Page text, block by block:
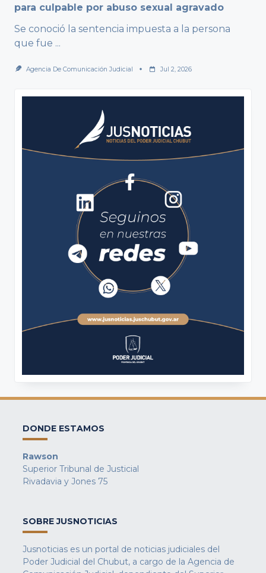
para culpable por abuso sexual agravado
Se conoció la sentencia impuesta a la persona
que fue ...
Agencia De Comunicación Judicial Jul 2, 2026
DONDE ESTAMOS
Rawson
Superior Tribunal de Justicial
Rivadavia y Jones 75
SOBRE JUSNOTICIAS
Jusnoticias es un portal de noticias judiciales del
Poder Judicial del Chubut, a cargo de la Agencia de